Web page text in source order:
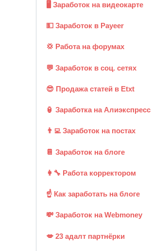
🖥️ Заработок на видеокарте
💵 Заработок в Payeer
💢 Работа на форумах
💬 Заработок в соц. сетях
😎 Продажа статей в Etxt
🏮 Заработка на Алиэкспресс
👨‍💻 Заработок на постах
📔 Заработок на блоге
👩‍🔧 Работа корректором
☝ Как заработать на блоге
💸 Заработок на Webmoney
💋 23 адалт партнёрки